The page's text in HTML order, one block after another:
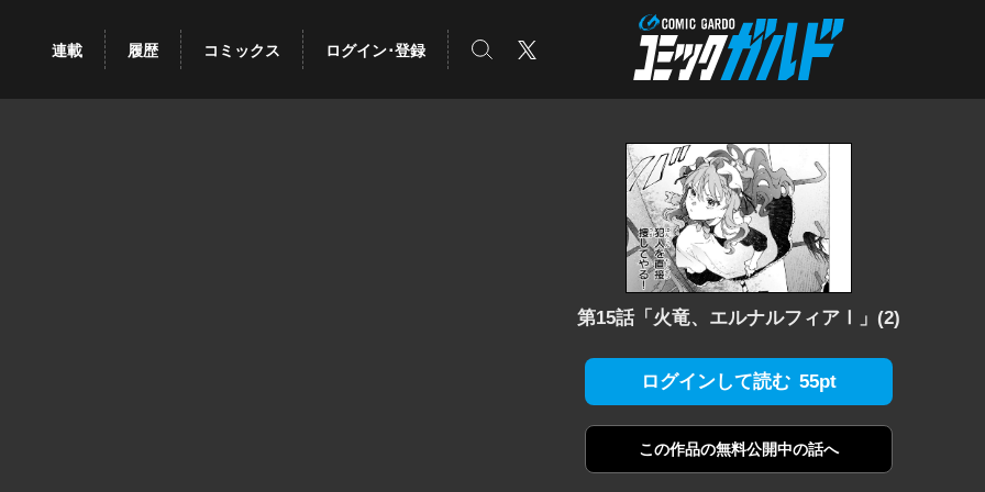
コミックガルド
連載 履歴 コミックス ログイン･登録 検索 X
第15話「火竜、エルナルフィアⅠ」(2)
ログインして読む 55pt
この作品の無料公開中の話へ